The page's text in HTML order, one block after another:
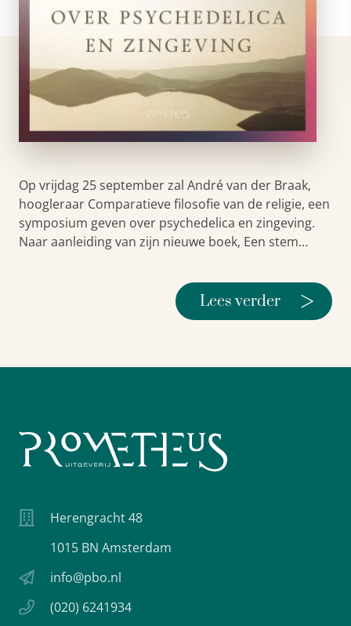
Op vrijdag 25 september zal André van der Braak,
hoogleraar Comparatieve filosofie van de religie, een
symposium geven over psychedelica en zingeving.
Naar aanleiding van zijn nieuwe boek, Een stem…
Lees verder >
Herengracht 48
1015 BN Amsterdam
info@pbo.nl
(020) 6241934